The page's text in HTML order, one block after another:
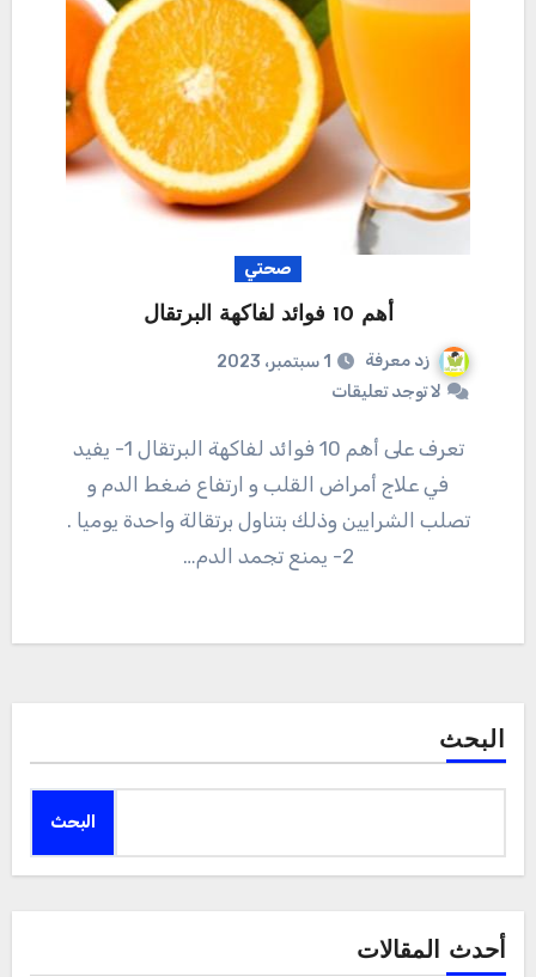
صحتي
أهم 10 فوائد لفاكهة البرتقال
زد معرفة
1 سبتمبر، 2023
لا توجد تعليقات
تعرف على أهم 10 فوائد لفاكهة البرتقال 1- يفيد
في علاج أمراض القلب و ارتفاع ضغط الدم و
تصلب الشرايين وذلك بتناول برتقالة واحدة يوميا .
2- يمنع تجمد الدم…
البحث
البحث
أحدث المقالات